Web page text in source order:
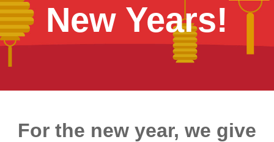
New Years!
For the new year, we give